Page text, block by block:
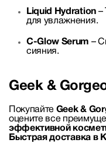
Liquid Hydration–
для увлажнения.
C-Glow Serum –
сияния.
Geek &
Покупайте Geek &
оцените все
эффективной
Быстрая доставка в